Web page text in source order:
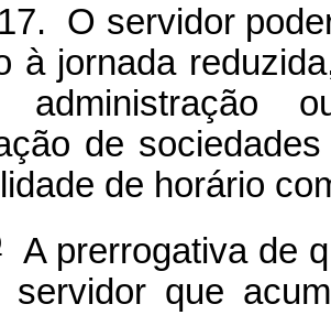
O servidor
à jornada
de
de horário
A prerrogativa de
servidor que